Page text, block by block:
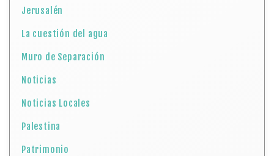
Jerusalén
La cuestión del agua
Muro de Separación
Noticias
Noticias Locales
Palestina
Patrimonio